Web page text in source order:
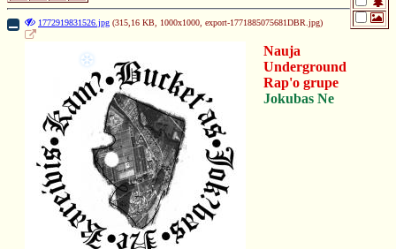
❆
1772919831526.jpg (315,16 KB, 1000x1000, export-1771885075681DBR.jpg)
Nauja
Underground
Rap'o grupe
Jokubas Ne